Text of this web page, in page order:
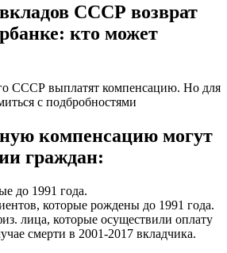
СССР возврат
кто может
компенсацию могут
граждан:
до 1991 года.
которые рождены до 1991 года.
лица, которые осуществили оплату
смерти в 2001-2017 вкладчика.